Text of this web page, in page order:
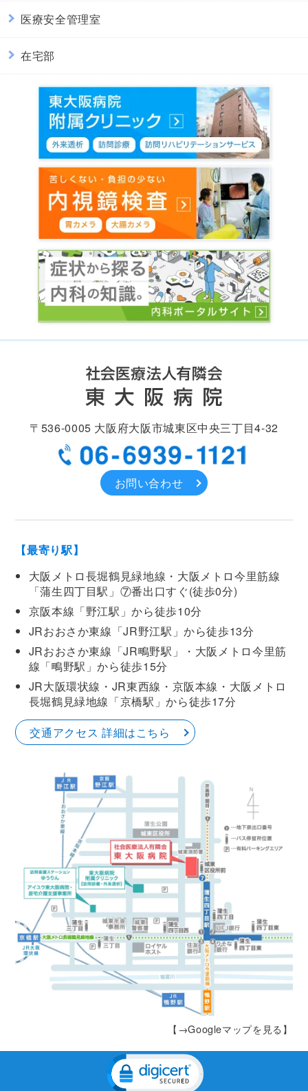
医療安全管理室
在宅部
〒536-0005 大阪府大阪市城東区中央三丁目4-32
お問い合わせ
【最寄り駅】
大阪メトロ長堀鶴見緑地線・大阪メトロ今里筋線
「蒲生四丁目駅」⑦番出口すぐ(徒歩0分)
京阪本線「野江駅」から徒歩10分
JRおおさか東線「JR野江駅」から徒歩13分
JRおおさか東線「JR鴫野駅」・大阪メトロ今里筋
線「鴫野駅」から徒歩15分
JR大阪環状線・JR東西線・京阪本線・大阪メトロ
長堀鶴見緑地線「京橋駅」から徒歩17分
交通アクセス 詳細はこちら
【→Googleマップを見る】
Click to open certificate